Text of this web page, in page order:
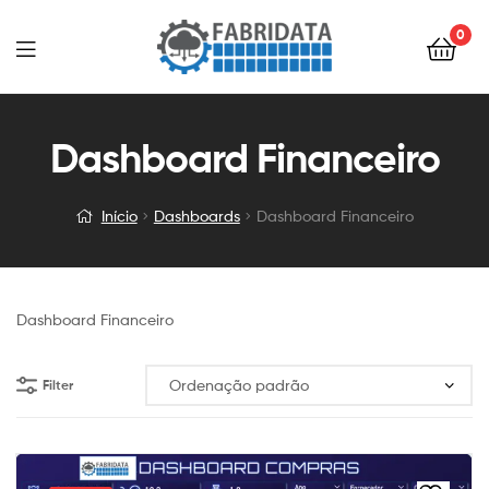
0
Menu
Dashboard Financeiro
Início Dashboards Dashboard Financeiro
Dashboard Financeiro
Filter